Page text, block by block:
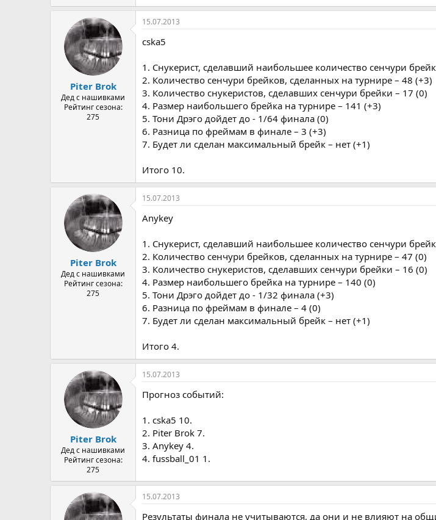
Piter Brok
Дед с нашивками
Рейтинг сезона:
275
15.07.2013
cska5
1. Снукерист, сделавший наибольшее количество сенчури
2. Количество сенчури брейков, сделанных на турнире – 48 (+3)
3. Количество снукеристов, сделавших сенчури брейки – 17 (0)
4. Размер наибольшего брейка на турнире – 141 (+3)
5. Тони Дрэго дойдет до - 1/64 финала (0)
6. Разница по фреймам в финале – 3 (+3)
7. Будет ли сделан максимальный брейк – нет (+1)
Итого 10.
Piter Brok
Дед с нашивками
Рейтинг сезона:
275
15.07.2013
Anykey
1. Снукерист, сделавший наибольшее количество сенчури
2. Количество сенчури брейков, сделанных на турнире – 47 (0)
3. Количество снукеристов, сделавших сенчури брейки – 16 (0)
4. Размер наибольшего брейка на турнире – 140 (0)
5. Тони Дрэго дойдет до - 1/32 финала (+3)
6. Разница по фреймам в финале – 4 (0)
7. Будет ли сделан максимальный брейк – нет (+1)
Итого 4.
Piter Brok
Дед с нашивками
Рейтинг сезона:
275
15.07.2013
Прогноз событий:
1. cska5 10.
2. Piter Brok 7.
3. Anykey 4.
4. fussball_01 1.
15.07.2013
Результаты финала не учитываются, да они и не влияют на